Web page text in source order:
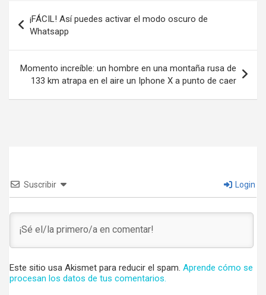
Navegación
de
entradas
¡FÁCIL! Así puedes activar el modo oscuro de
Whatsapp
Momento increíble: un hombre en una montaña rusa de
133 km atrapa en el aire un Iphone X a punto de caer
Suscribir Login
Este sitio usa Akismet para reducir el spam. Aprende cómo se
procesan los datos de tus comentarios.